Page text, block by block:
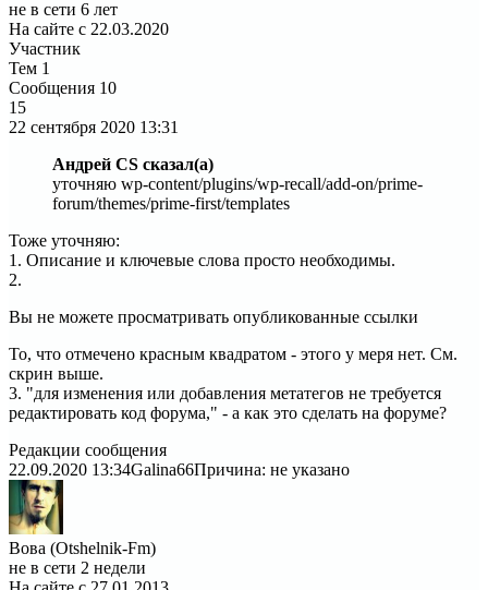
не в сети 6 лет
На сайте с 22.03.2020
Участник
Тем 1
Сообщения 10
15
22 сентября 2020 13:31
Андрей CS сказал(а)
уточняю wp-content/plugins/wp-recall/add-on/prime-
forum/themes/prime-first/templates
Тоже уточняю:
1. Описание и ключевые слова просто необходимы.
2.
Вы не можете просматривать опубликованные ссылки
То, что отмечено красным квадратом - этого у меря нет. См.
скрин выше.
3. "для изменения или добавления метатегов не требуется
редактировать код форума," - а как это сделать на форуме?
Редакции сообщения
22.09.2020 13:34Galina66Причина: не указано
Вова (Otshelnik-Fm)
не в сети 2 недели